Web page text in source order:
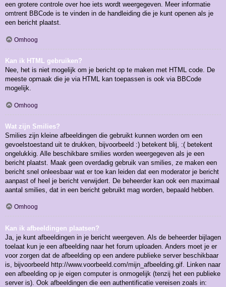
een grotere controle over hoe iets wordt weergegeven. Meer informatie
omtrent BBCode is te vinden in de handleiding die je kunt openen als je
een bericht plaatst.
Omhoog
Kan ik HTML gebruiken?
Nee, het is niet mogelijk om je bericht op te maken met HTML code. De
meeste opmaak die je via HTML kan toepassen is ook via BBCode
mogelijk.
Omhoog
Wat zijn Smilies?
Smilies zijn kleine afbeeldingen die gebruikt kunnen worden om een
gevoelstoestand uit te drukken, bijvoorbeeld :) betekent blij, :( betekent
ongelukkig. Alle beschikbare smilies worden weergegeven als je een
bericht plaatst. Maak geen overdadig gebruik van smilies, ze maken een
bericht snel onleesbaar wat er toe kan leiden dat een moderator je bericht
aanpast of heel je bericht verwijdert. De beheerder kan ook een maximaal
aantal smilies, dat in een bericht gebruikt mag worden, bepaald hebben.
Omhoog
Kan ik afbeeldingen plaatsen?
Ja, je kunt afbeeldingen in je bericht weergeven. Als de beheerder bijlagen
toelaat kun je een afbeelding naar het forum uploaden. Anders moet je er
voor zorgen dat de afbeelding op een andere publieke server beschikbaar
is, bijvoorbeeld http://www.voorbeeld.com/mijn_afbeelding.gif. Linken naar
een afbeelding op je eigen computer is onmogelijk (tenzij het een publieke
server is). Ook afbeeldingen die een authentificatie vereisen zoals in: